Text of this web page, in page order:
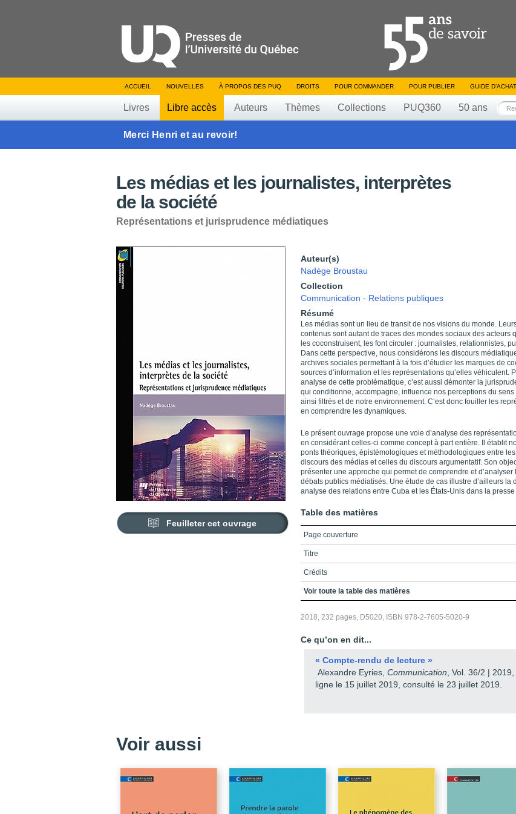
ACCUEIL NOUVELLES À PROPOS DES PUQ DROITS POUR COMMANDER POUR PUBLIER GUIDE
Livres Libre accès Auteurs Thèmes Collections PUQ360 50 ans
Merci Henri et au revoir!
Les médias et les journalistes, interprètes
de la société
Représentations et jurisprudence médiatiques
Feuilleter cet ouvrage
Auteur(s)
Nadège Broustau
Collection
Communication - Relations publiques
Résumé
Les médias sont un lieu de transit de nos visions du monde.
contenus sont autant de traces des mondes sociaux des acteurs
les coconstruisent, les font circuler : journalistes, relationnistes,
Dans cette perspective, nous considérons les discours
archives sociales permettant à la fois d’étudier les marques de
sources d’information et les représentations qu’elles véhiculent.
analyse de cette problématique, c’est aussi démonter la
qui conditionne, accompagne, influence nos perceptions du
ainsi filtrés et de notre environnement. C’est donc fouiller les
en comprendre les dynamiques.
Le présent ouvrage propose une voie d’analyse des
en considérant celles-ci comme concept à part entière. Il établit
ponts théoriques, épistémologiques et méthodologiques entre
discours des médias et celles du discours argumentatif. Son
présenter une approche qui permet de comprendre et d’analyser
débats publics médiatisés. Une étude de cas illustre d’ailleurs la
analyse des relations entre Cuba et les États-Unis dans la
Table des matières
Page couverture
Titre
Crédits
Remerciements
Introduction – Représentations, médias et débat public
CHAPITRE 1 – Conception des médias et du journalisme
CHAPITRE 5 – Le cas des relations entre Cuba et Les États-
la presse américaine
Voir toute la table des matières
2018, 232 pages, D5020, ISBN 978-2-7605-5020-9
Ce qu’on en dit...
« Compte-rendu de lecture »
Alexandre Eyries, Communication , Vol. 36/2 |
ligne le 15 juillet 2019, consulté le 23 juillet 2019.
Voir aussi